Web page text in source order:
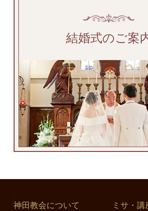
結婚式のご案
神田教会について ミサ・講